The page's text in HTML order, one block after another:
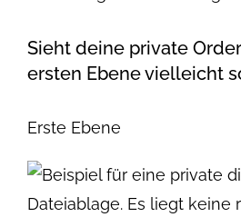
Sieht deine private
ersten Ebene vielleicht
Erste Ebene